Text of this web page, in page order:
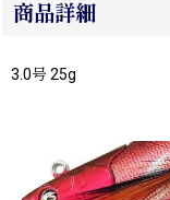
商品詳細
3.0号 25g